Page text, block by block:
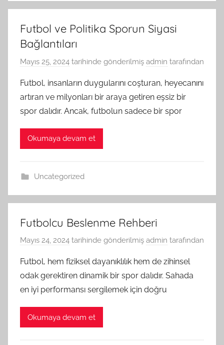
Futbol ve Politika Sporun Siyasi
Bağlantıları
Mayıs 25, 2024 tarihinde gönderilmiş admin tarafından
Futbol, insanların duygularını coşturan, heyecanını
artıran ve milyonları bir araya getiren eşsiz bir
spor dalıdır. Ancak, futbolun sadece bir spor
Okumaya devam et
Uncategorized
Futbolcu Beslenme Rehberi
Mayıs 24, 2024 tarihinde gönderilmiş admin tarafından
Futbol, hem fiziksel dayanıklılık hem de zihinsel
odak gerektiren dinamik bir spor dalıdır. Sahada
en iyi performansı sergilemek için doğru
Okumaya devam et